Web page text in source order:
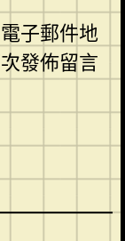
子郵件地
發佈留言